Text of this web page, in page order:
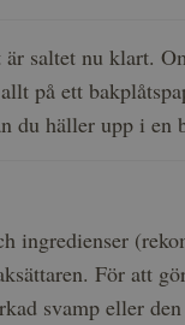
saltet nu klart.
på ett
du häller upp i en
ingredienser
För att
svamp eller